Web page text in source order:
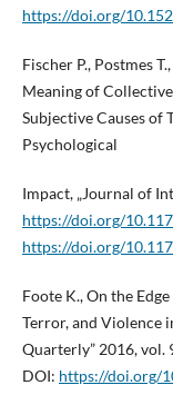
https://doi.org/
Fischer P., Postmes
Meaning of
Subjective Causes of
Psychological
Impact, „Journal of
https://doi.org/
https://doi.org/
Foote K., On the
Terror, and Violence
Quarterly” 2016, vol.
DOI: https://doi.org/